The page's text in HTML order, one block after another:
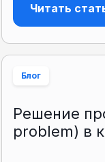
Читать
Блог
Решение
problem) в